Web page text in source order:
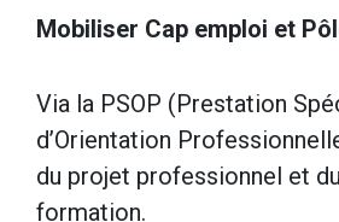
Mobiliser Cap emploi et
Via la PSOP (Prestation
d’Orientation
du projet professionnel et
formation.